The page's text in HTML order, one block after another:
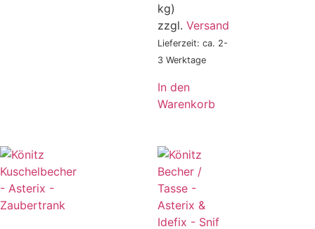
kg)
zzgl. Versand
Lieferzeit: ca. 2-
3 Werktage
In den
Warenkorb